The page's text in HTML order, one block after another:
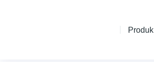
Produk